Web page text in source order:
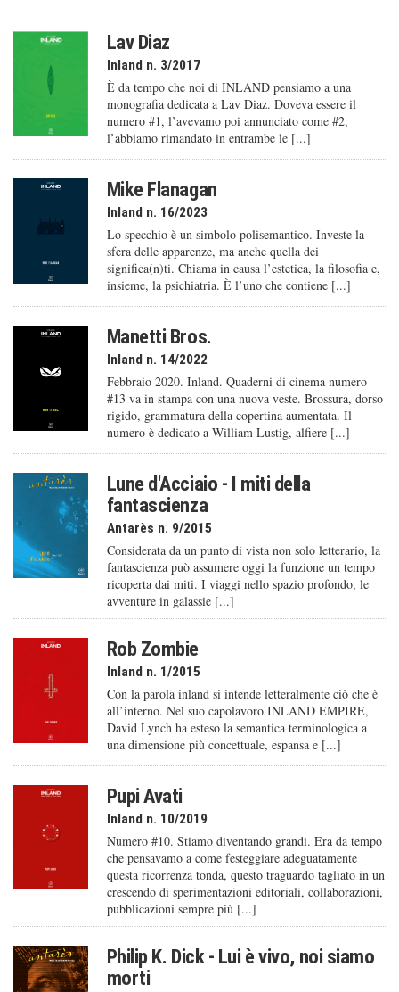
Lav Diaz
Inland n. 3/2017
È da tempo che noi di INLAND pensiamo a una
monografia dedicata a Lav Diaz. Doveva essere il
numero #1, l’avevamo poi annunciato come #2,
l’abbiamo rimandato in entrambe le [...]
Mike Flanagan
Inland n. 16/2023
Lo specchio è un simbolo polisemantico. Investe la
sfera delle apparenze, ma anche quella dei
significa(n)ti. Chiama in causa l’estetica, la filosofia e,
insieme, la psichiatria. È l’uno che contiene [...]
Manetti Bros.
Inland n. 14/2022
Febbraio 2020. Inland. Quaderni di cinema numero
#13 va in stampa con una nuova veste. Brossura, dorso
rigido, grammatura della copertina aumentata. Il
numero è dedicato a William Lustig, alfiere [...]
Lune d'Acciaio - I miti della
fantascienza
Antarès n. 9/2015
Considerata da un punto di vista non solo letterario, la
fantascienza può assumere oggi la funzione un tempo
ricoperta dai miti. I viaggi nello spazio profondo, le
avventure in galassie [...]
Rob Zombie
Inland n. 1/2015
Con la parola inland si intende letteralmente ciò che è
all’interno. Nel suo capolavoro INLAND EMPIRE,
David Lynch ha esteso la semantica terminologica a
una dimensione più concettuale, espansa e [...]
Pupi Avati
Inland n. 10/2019
Numero #10. Stiamo diventando grandi. Era da tempo
che pensavamo a come festeggiare adeguatamente
questa ricorrenza tonda, questo traguardo tagliato in un
crescendo di sperimentazioni editoriali, collaborazioni,
pubblicazioni sempre più [...]
Philip K. Dick - Lui è vivo, noi siamo
morti